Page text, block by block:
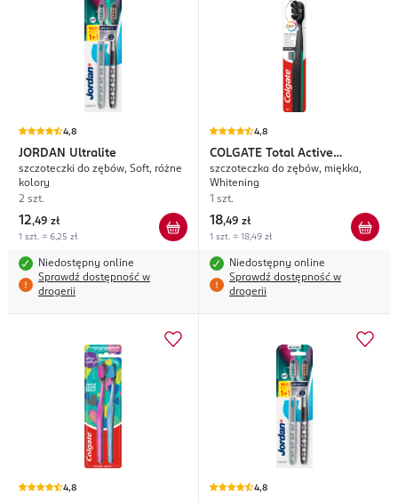
4,8
JORDAN Ultralite
szczoteczki do zębów, Soft, różne
kolory
2 szt.
12,49 zł
1 szt. = 6,25 zł
Niedostępny online
Sprawdź dostępność w
drogerii
4,8
COLGATE Total Active
Prevention
szczoteczka do zębów, miękka,
Whitening
1 szt.
18,49 zł
1 szt. = 18,49 zł
Niedostępny online
Sprawdź dostępność w
drogerii
4,8 4,8